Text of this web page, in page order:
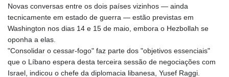
Novas conversas entre os dois países vizinhos — ainda
tecnicamente em estado de guerra — estão previstas em
Washington nos dias 14 e 15 de maio, embora o Hezbollah se
oponha a elas.
"Consolidar o cessar-fogo" faz parte dos "objetivos essenciais"
que o Líbano espera desta terceira sessão de negociações com
Israel, indicou o chefe da diplomacia libanesa, Yusef Raggi.